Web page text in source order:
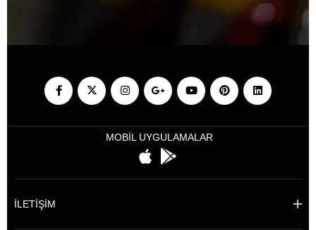
MOBİL UYGULAMALAR
İLETİŞİM